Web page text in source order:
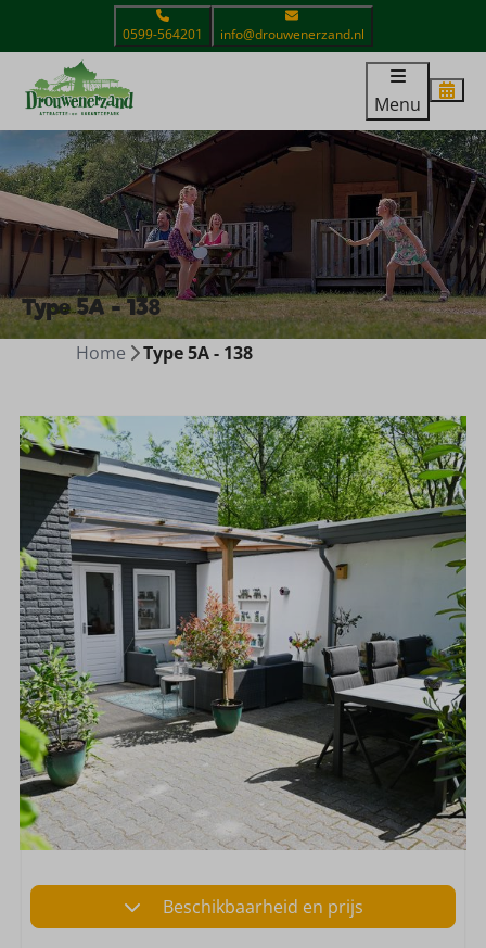
0599-564201 info@drouwenerzand.nl
Menu
Type 5A - 138
Home Type 5A - 138
Beschikbaarheid en prijs